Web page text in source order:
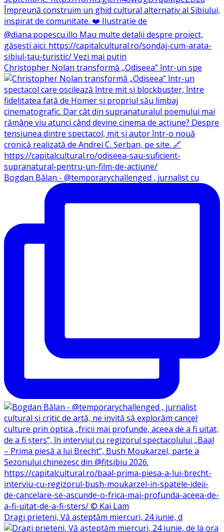
Christopher Nolan transformă „Odiseea” într-un spe
Bogdan Bălan - @temporarychallenged , jurnalist cu
Dragi prieteni, Vă așteptăm miercuri, 24 iunie, d